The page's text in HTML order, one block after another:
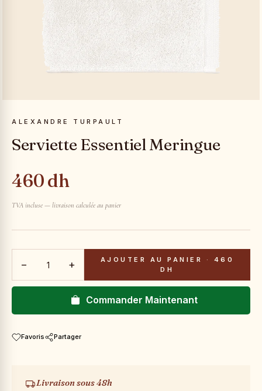
ALEXANDRE TURPAULT
Serviette Essentiel Meringue
460 dh
TVA incluse — livraison calculée au panier
− + AJOUTER AU PANIER ·
460
DH
Commander Maintenant
Favoris Partager
Livraison sous 48h